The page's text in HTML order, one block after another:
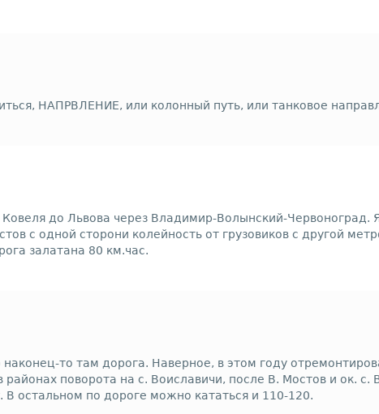
НАПРВЛЕНИЕ, или колонный путь, или танковое
до Львова через Владимир-Волынский-
с одной сторони колейность от грузовиков с другой
залатана 80 км.час.
то там дорога. Наверное, в этом году
поворота на с. Воиславичи, после В. Мостов и ок.
остальном по дороге можно кататься и 110-120.